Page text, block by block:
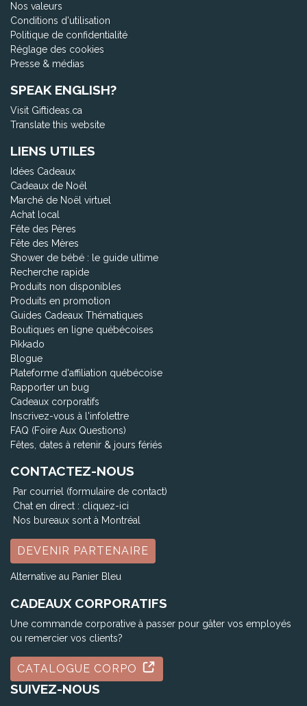
Nos valeurs
Conditions d'utilisation
Politique de confidentialité
Réglage des cookies
Presse & médias
SPEAK ENGLISH?
Visit Giftideas.ca
Translate this website
LIENS UTILES
Idées Cadeaux
Cadeaux de Noël
Marché de Noël virtuel
Achat local
Fête des Pères
Fête des Mères
Shower de bébé : le guide ultime
Recherche rapide
Produits non disponibles
Produits en promotion
Guides Cadeaux Thématiques
Boutiques en ligne québécoises
Pikkado
Blogue
Plateforme d'affiliation québécoise
Rapporter un bug
Cadeaux corporatifs
Inscrivez-vous à l'infolettre
FAQ (Foire Aux Questions)
Fêtes, dates à retenir & jours fériés
CONTACTEZ-NOUS
Par courriel (formulaire de contact)
Chat en direct : cliquez-ici
Nos bureaux sont à Montréal
DEVENIR PARTENAIRE
Alternative au Panier Bleu
CADEAUX CORPORATIFS
Une commande corporative à passer pour gâter vos employés
ou remercier vos clients?
CATALOGUE CORPO
SUIVEZ-NOUS